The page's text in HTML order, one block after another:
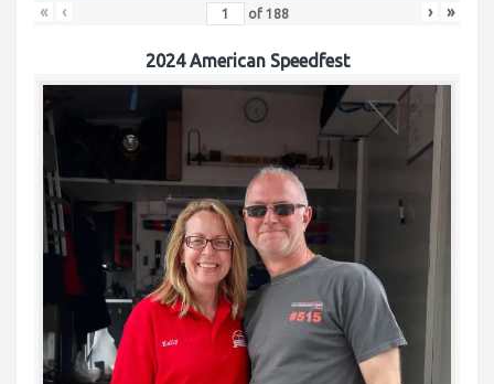
« ‹ of 188 › »
2024 American Speedfest